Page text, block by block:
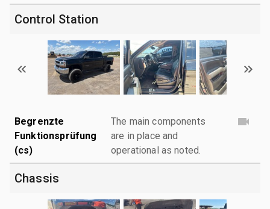
Control Station
Begrenzte
Funktionsprüfung
(cs)
The main components
are in place and
operational as noted.
Chassis